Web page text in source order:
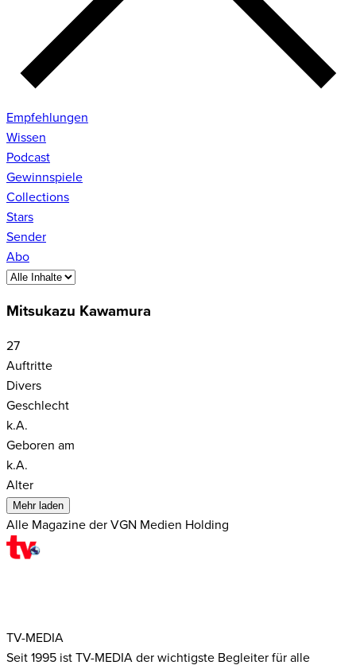
Empfehlungen
Wissen
Podcast
Gewinnspiele
Collections
Stars
Sender
Abo
Mitsukazu Kawamura
27
Auftritte
Divers
Geschlecht
k.A.
Geboren am
k.A.
Alter
Mehr laden
Alle Magazine der VGN Medien Holding
TV-MEDIA
Seit 1995 ist TV-MEDIA der wichtigste Begleiter für alle